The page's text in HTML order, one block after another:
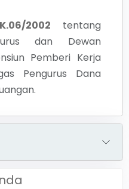
2002
tentang
dan Dewan
Pemberi Kerja
Pengurus Dana